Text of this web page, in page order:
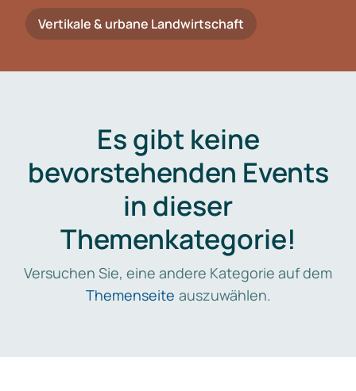
Vertikale & urbane Landwirtschaft
Es gibt keine
bevorstehenden Events
in dieser
Themenkategorie!
Versuchen Sie, eine andere Kategorie auf dem
Themenseite auszuwählen.